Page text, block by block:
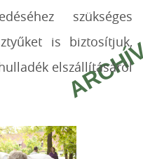
szükséges
is biztosítjuk,
elszállításáról